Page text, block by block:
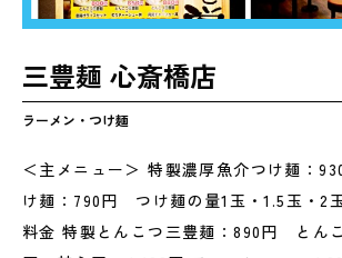
三豊麺 心斎橋店
ラーメン・つけ麺
＜主メニュー＞ 特製濃厚魚介つけ麺：
け麺：790円 つけ麺の量1玉・1.5玉・2
料金 特製とんこつ三豊麺：890円 とん